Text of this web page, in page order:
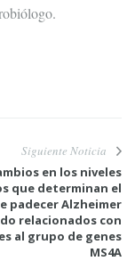
Siguiente Noticia
en los niveles
que determinan el
padecer Alzheimer
relacionados con
al grupo de genes
MS4A